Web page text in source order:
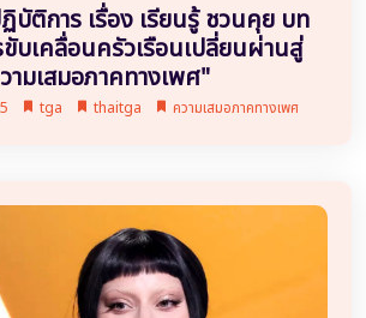
บัติการ เรื่อง เรียนรู้ ชวนคุย บท
ขับเคลื่อนครัวเรือนเปลี่ยนผ่านสู่
ามเสมอภาคทางเพศ"
tga thaitga ความเสมอภาคทางเพศ